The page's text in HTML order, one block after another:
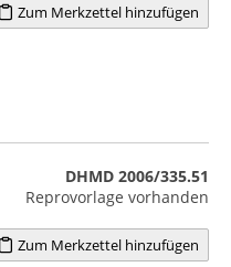
Zum Merkzettel hinzufügen
DHMD 2006/335.51
Reprovorlage vorhanden
Zum Merkzettel hinzufügen